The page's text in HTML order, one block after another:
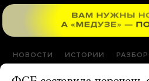
НОВОСТИ ИСТОРИИ РАЗБОР